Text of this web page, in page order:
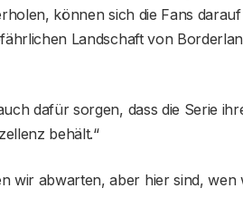
können sich die Fans
Landschaft von
dafür sorgen, dass die Serie
behält.“
wir abwarten, aber hier sind, wen